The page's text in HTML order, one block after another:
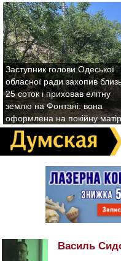
Заступник голови Одеської
обласної ради захопив
25 соток і приховав елітну
землю на Фонтані: вона
оформлена на покійну матір
Василь